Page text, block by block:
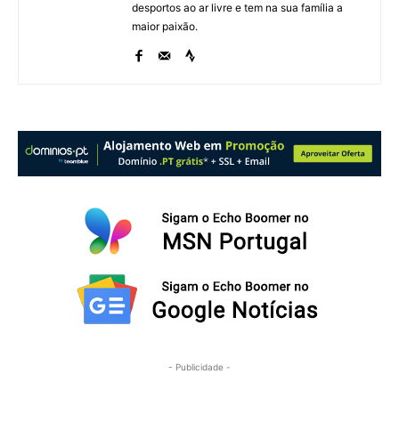
desportos ao ar livre e tem na sua família a
maior paixão.
- Publicidade -